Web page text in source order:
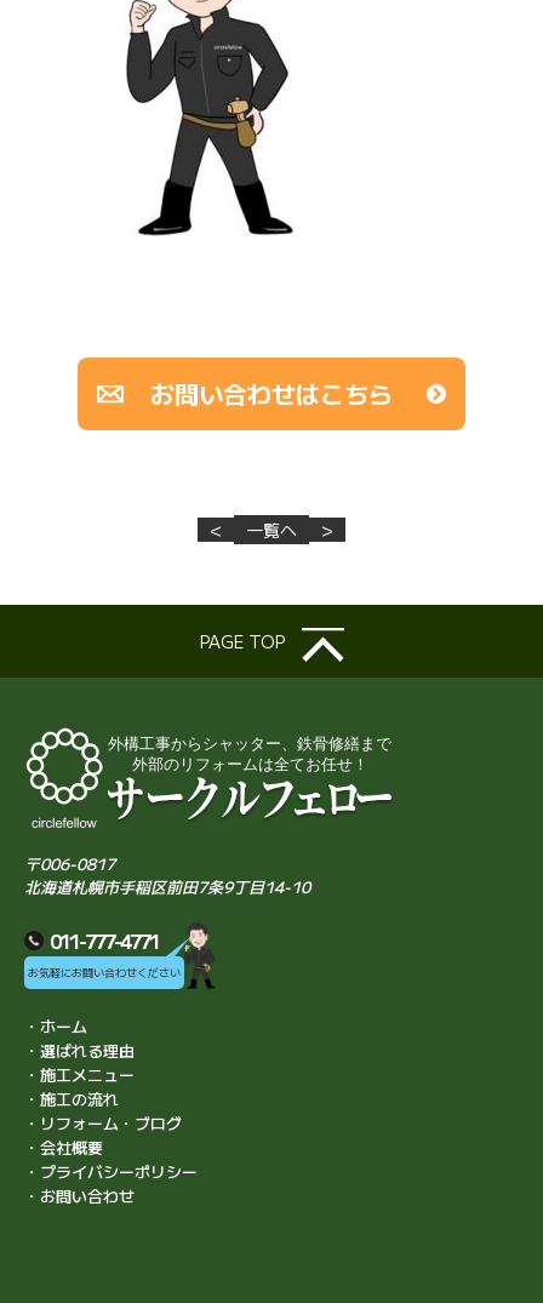
お問い合わせはこちら
< 一覧へ >
PAGE TOP
〒006-0817
北海道札幌市手稲区前田7条9丁目14-10
011-777-4771
お気軽にお問い合わせください
・ホーム
・選ばれる理由
・施工メニュー
・施工の流れ
・リフォーム・ブログ
・会社概要
・プライバシーポリシー
・お問い合わせ